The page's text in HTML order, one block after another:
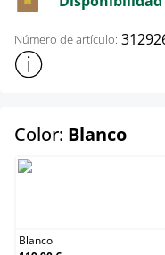
Número de artículo:
Mostrar más
Color: Blanco
Blanco